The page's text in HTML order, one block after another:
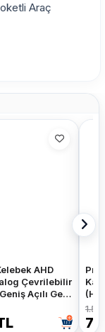
Araç
AHD
Çevrilebilir
Açılı Geri